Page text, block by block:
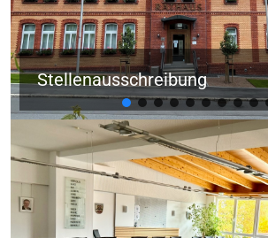
Stellenausschreibung